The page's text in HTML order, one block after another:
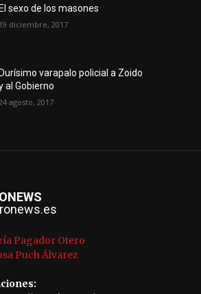
El sexo de los masones
19 diciembre, 2017
Durísimo varapalo policial a Zoido
al Gobierno
agosto, 2017
Pagador Otero
Puch Álvarez